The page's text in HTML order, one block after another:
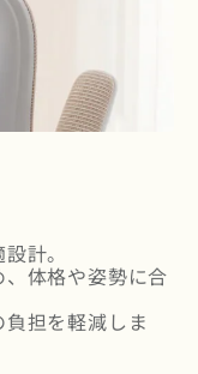
計。
体格や姿勢に合
担を軽減しま